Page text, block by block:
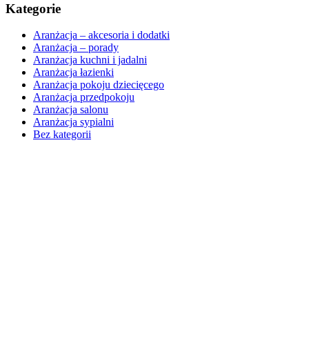
Kategorie
Aranżacja – akcesoria i dodatki
Aranżacja – porady
Aranżacja kuchni i jadalni
Aranżacja łazienki
Aranżacja pokoju dziecięcego
Aranżacja przedpokoju
Aranżacja salonu
Aranżacja sypialni
Bez kategorii